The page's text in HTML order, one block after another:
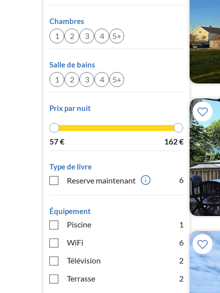
Chambres
1 2 3 4 5+
Salle de bains
1 2 3 4 5+
Prix par nuit
57€ 162€
Type de livre
Reserve maintenant 6
Équipement
Piscine
1
WiFi
6
Télévision
2
Terrasse
2